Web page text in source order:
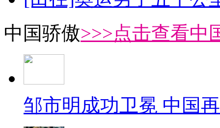
中国骄傲>>>点击查看中
邹市明成功卫冕 中国